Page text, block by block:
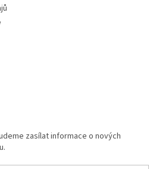
zasílat informace o nových